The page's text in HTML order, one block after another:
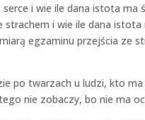
i wie ile dana istota ma
strachem i wie ile dana
egzaminu przejścia ze
po twarzach u ludzi, kto
nie zobaczy, bo nie ma